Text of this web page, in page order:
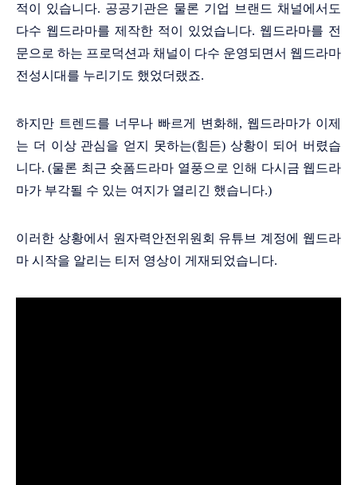
적이 있습니다. 공공기관은 물론 기업 브랜드 채널에서도
다수 웹드라마를 제작한 적이 있었습니다. 웹드라마를 전
문으로 하는 프로덕션과 채널이 다수 운영되면서 웹드라마
전성시대를 누리기도 했었더랬죠.
하지만 트렌드를 너무나 빠르게 변화해, 웹드라마가 이제
는 더 이상 관심을 얻지 못하는(힘든) 상황이 되어 버렸습
니다. (물론 최근 숏폼드라마 열풍으로 인해 다시금 웹드라
마가 부각될 수 있는 여지가 열리긴 했습니다.)
이러한 상황에서 원자력안전위원회 유튜브 계정에 웹드라
마 시작을 알리는 티저 영상이 게재되었습니다.